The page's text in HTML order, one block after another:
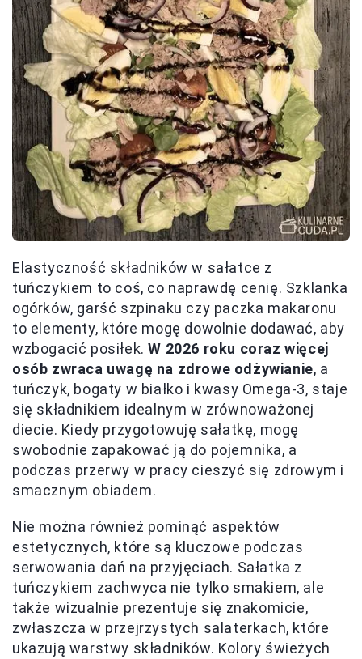
Elastyczność składników w sałatce z
tuńczykiem to coś, co naprawdę cenię. Szklanka
ogórków, garść szpinaku czy paczka makaronu
to elementy, które mogę dowolnie dodawać, aby
wzbogacić posiłek.W 2026 roku coraz więcej
osób zwraca uwagę na zdrowe odżywianie, a
tuńczyk, bogaty w białko i kwasy Omega-3, staje
się składnikiem idealnym w zrównoważonej
diecie. Kiedy przygotowuję sałatkę, mogę
swobodnie zapakować ją do pojemnika, a
podczas przerwy w pracy cieszyć się zdrowym i
smacznym obiadem.
Nie można również pominąć aspektów
estetycznych, które są kluczowe podczas
serwowania dań na przyjęciach. Sałatka z
tuńczykiem zachwyca nie tylko smakiem, ale
także wizualnie prezentuje się znakomicie,
zwłaszcza w przejrzystych salaterkach, które
ukazują warstwy składników. Kolory świeżych